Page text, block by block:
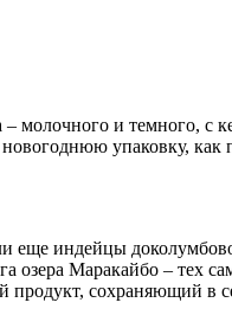
– молочного и темного,
упаковку, как
еще индейцы
Маракайбо – тех
сохраняющий в